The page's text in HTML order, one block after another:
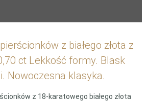
z białego złota z
ct Lekkość formy. Blask
Nowoczesna klasyka.
z 18-karatowego białego złota